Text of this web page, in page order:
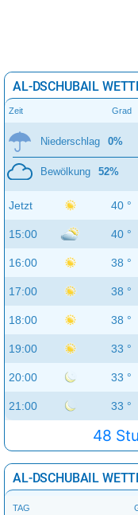
AL-DSCHUBAIL
Zeit Grad
Niederschlag 0%
Bewölkung 52%
Jetzt 40 °
15:00 40 °
16:00 38 °
17:00 38 °
18:00 38 °
19:00 33 °
20:00 33 °
21:00 33 °
48
AL-DSCHUBAIL
TAG